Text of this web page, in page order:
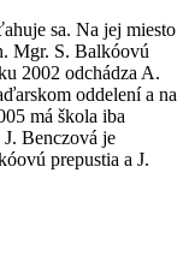
sa. Na jej miesto
Mgr. S. Balkóovú
2002 odchádza A.
oddelení a na
má škola iba
Benczová je
prepustia a J.